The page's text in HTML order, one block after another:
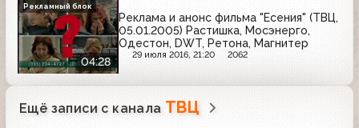
04:28
Реклама и анонс фильма "Есения" (ТВЦ,
05.01.2005) Растишка, Мосэнерго,
Одестон, DWT, Ретона, Магнитер
29 июля 2016, 21:20 2062
Рекламный блок
Ещё записи с канала ТВЦ